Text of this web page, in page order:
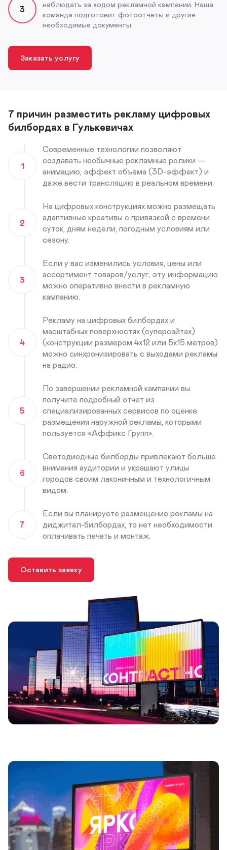
3
наблюдать за ходом рекламной кампании. Наша
команда подготовит фотоотчеты и другие
необходимые документы.
Заказать услугу
7 причин разместить рекламу цифровых
билбордах в Гулькевичах
1
Современные технологии позволяют
создавать необычные рекламные ролики —
анимацию, эффект объёма (3D-эффект) и
даже вести трансляцию в реальном времени.
2
На цифровых конструкциях можно размещать
адаптивные креативы с привязкой с времени
суток, дням недели, погодным условиям или
сезону.
3
Если у вас изменились условия, цены или
ассортимент товаров/услуг, эту информацию
можно оперативно внести в рекламную
кампанию.
4
Рекламу на цифровых билбордах и
масштабных поверхностях (суперсайтах)
(конструкции размером 4х12 или 5х15 метров)
можно синхронизировать с выходами рекламы
на радио.
5
По завершении рекламной кампании вы
получите подробный отчет из
специализированных сервисов по оценке
размещения наружной рекламы, которыми
пользуется «Аффикс Групп».
6
Светодиодные билборды привлекают больше
внимания аудитории и украшают улицы
городов своим лаконичным и технологичным
видом.
7
Если вы планируете размещение рекламы на
диджитал-билбордах, то нет необходимости
оплачивать печать и монтаж.
Оставить заявку